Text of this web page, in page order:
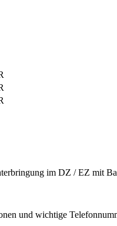
im DZ / EZ mit
und wichtige